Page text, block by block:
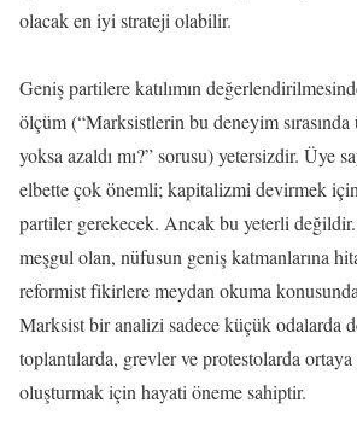
olacak en iyi strateji olabilir.
Geniş partilere katılımın
ölçüm (“Marksistlerin bu deneyim sırasında
yoksa azaldı mı?” sorusu) yetersizdir. Üye
elbette çok önemli; kapitalizmi devirmek
partiler gerekecek. Ancak bu yeterli
meşgul olan, nüfusun geniş katmanlarına
reformist fikirlere meydan okuma
Marksist bir analizi sadece küçük odalarda
toplantılarda, grevler ve protestolarda
oluşturmak için hayati öneme sahiptir.